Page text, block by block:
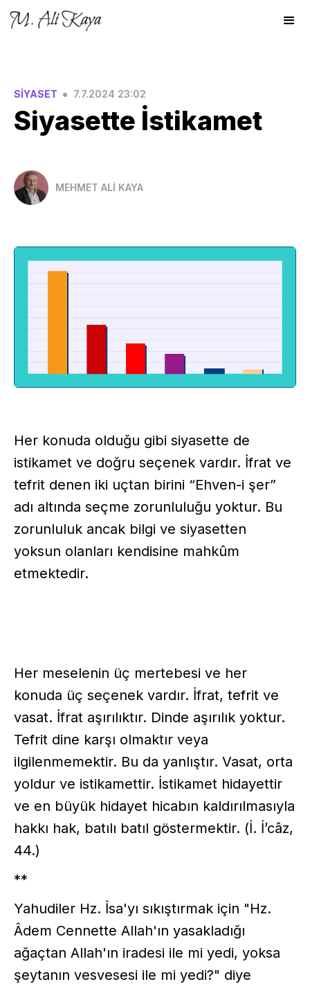
SİYASET • 7.7.2024 23:02
Siyasette İstikamet
MEHMET ALİ KAYA
Her konuda olduğu gibi siyasette de
istikamet ve doğru seçenek vardır. İfrat ve
tefrit denen iki uçtan birini “Ehven-i şer”
adı altında seçme zorunluluğu yoktur. Bu
zorunluluk ancak bilgi ve siyasetten
yoksun olanları kendisine mahkûm
etmektedir.
Her meselenin üç mertebesi ve her
konuda üç seçenek vardır. İfrat, tefrit ve
vasat. İfrat aşırılıktır. Dinde aşırılık yoktur.
Tefrit dine karşı olmaktır veya
ilgilenmemektir. Bu da yanlıştır. Vasat, orta
yoldur ve istikamettir. İstikamet hidayettir
ve en büyük hidayet hicabın kaldırılmasıyla
hakkı hak, batılı batıl göstermektir. (İ. İ’câz,
44.)
**
Yahudiler Hz. İsa'yı sıkıştırmak için "Hz.
Âdem Cennette Allah'ın yasakladığı
ağaçtan Allah'ın iradesi ile mi yedi, yoksa
şeytanın vesvesesi ile mi yedi?" diye